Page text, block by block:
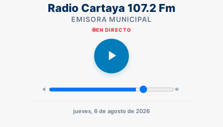
Radio Cartaya 107.2 Fm
EMISORA MUNICIPAL
EN DIRECTO
jueves, 6 de agosto de 2026